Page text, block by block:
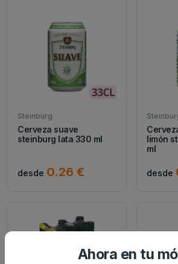
Steinburg
Cerveza suave
steinburg lata 330 ml
desde 0.26 €
limón
ml
desde
Ahora en tu